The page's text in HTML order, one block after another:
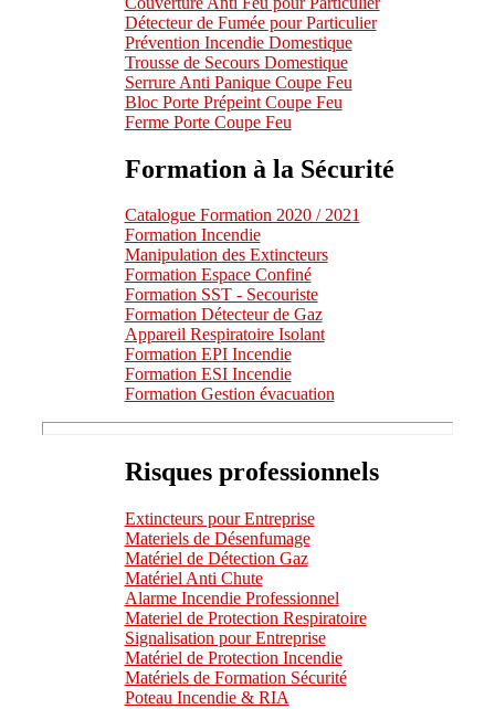
Détecteur de Fumée pour Particulier
Prévention Incendie Domestique
Trousse de Secours Domestique
Serrure Anti Panique Coupe Feu
Bloc Porte Prépeint Coupe Feu
Ferme Porte Coupe Feu
Formation à la Sécurité
Catalogue Formation 2020 / 2021
Formation Incendie
Manipulation des Extincteurs
Formation Espace Confiné
Formation SST - Secouriste
Formation Détecteur de Gaz
Appareil Respiratoire Isolant
Formation EPI Incendie
Formation ESI Incendie
Formation Gestion évacuation
Risques professionnels
Extincteurs pour Entreprise
Materiels de Désenfumage
Matériel de Détection Gaz
Matériel Anti Chute
Alarme Incendie Professionnel
Materiel de Protection Respiratoire
Signalisation pour Entreprise
Matériel de Protection Incendie
Matériels de Formation Sécurité
Poteau Incendie & RIA